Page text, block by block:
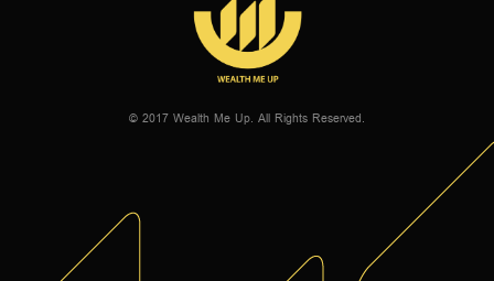
© 2017 Wealth Me Up. All Rights Reserved.